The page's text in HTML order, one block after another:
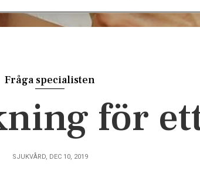
Fråga specialisten
för
SJUKVÅRD, DEC 10, 2019